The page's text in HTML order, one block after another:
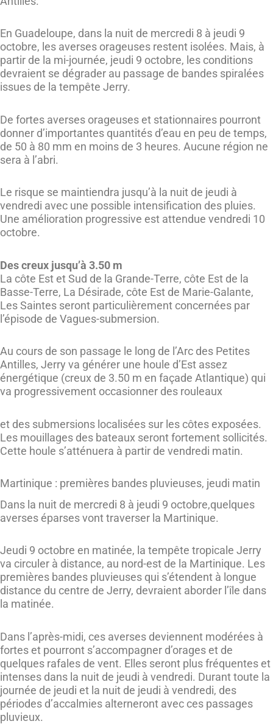
En Guadeloupe, dans la nuit de mercredi 8 à jeudi 9
octobre, les averses orageuses restent isolées. Mais, à
partir de la mi-journée, jeudi 9 octobre, les conditions
devraient se dégrader au passage de bandes spiralées
issues de la tempête Jerry.
De fortes averses orageuses et stationnaires pourront
donner d’importantes quantités d’eau en peu de temps,
de 50 à 80 mm en moins de 3 heures. Aucune région ne
sera à l’abri.
Le risque se maintiendra jusqu’à la nuit de jeudi à
vendredi avec une possible intensification des pluies.
Une amélioration progressive est attendue vendredi 10
octobre.
Des creux jusqu’à 3.50 m
La côte Est et Sud de la Grande-Terre, côte Est de la
Basse-Terre, La Désirade, côte Est de Marie-Galante,
Les Saintes seront particulièrement concernées par
l’épisode de Vagues-submersion.
Au cours de son passage le long de l’Arc des Petites
Antilles, Jerry va générer une houle d’Est assez
énergétique (creux de 3.50 m en façade Atlantique) qui
va progressivement occasionner des rouleaux
et des submersions localisées sur les côtes exposées.
Les mouillages des bateaux seront fortement sollicités.
Cette houle s’atténuera à partir de vendredi matin.
Martinique : premières bandes pluvieuses, jeudi matin
Dans la nuit de mercredi 8 à jeudi 9 octobre,quelques
averses éparses vont traverser la Martinique.
Jeudi 9 octobre en matinée, la tempête tropicale Jerry
va circuler à distance, au nord-est de la Martinique. Les
premières bandes pluvieuses qui s’étendent à longue
distance du centre de Jerry, devraient aborder l’île dans
la matinée.
Dans l’après-midi, ces averses deviennent modérées à
fortes et pourront s’accompagner d’orages et de
quelques rafales de vent. Elles seront plus fréquentes et
intenses dans la nuit de jeudi à vendredi. Durant toute la
journée de jeudi et la nuit de jeudi à vendredi, des
périodes d’accalmies alterneront avec ces passages
pluvieux.